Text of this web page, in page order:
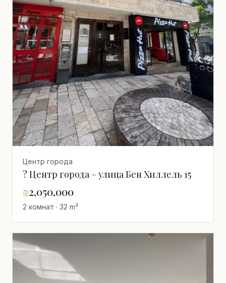
Центр города
? Центр города – улица Бен Хиллель 15
₪2,050,000
2 комнат · 32 m²